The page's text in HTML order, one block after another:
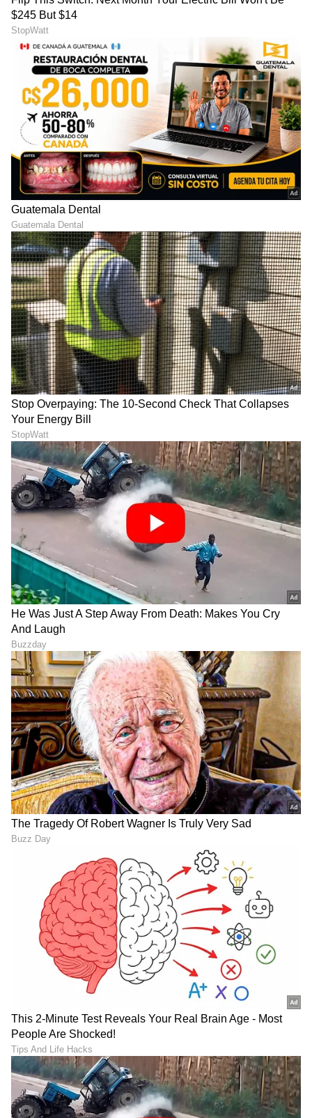
DOWNLOAD APP
RECOMMENDED STORIES
Trendy Bangles: ಮಳೆಗಾಲದಲ್ಲಿ
ಟ್ರೆಂಡಿ ಬಳೆ-ಕಂಗನ್! ಎಲ್ಲಿಂದ
ತಂದಿದ್ದು ಅಂತ ಎಲ್ಲರೂ ಕೇಳ್ತಾರೆ
Ethnic Earrings: ಕಡಿಮೆ
ಜ್ಯುವೆಲ್ಲರಿಯಲ್ಲಿ ಗ್ಲಾಮರಸ್ ಆಗಿ
ಕಾಣಬೇಕಾ? ಈ 6
ಕಿವಿಯೋಲೆಗಳು ಬೆಸ್ಟ್
ಮನೆಯಲ್ಲೇ ಹೋಟೆಲ್ ಸ್ಟೈಲ್
ಸಾಂಬಾರ್ ಮಾಡಬೇಕಾ? ಈ
ಒಂದು ಟ್ರಿಕ್ ಸಾಕು, ರುಚಿ ಡಬಲ್
ಹುಳಿ ಮೊಸರು ಚೆಲ್ಲಬೇಡಿ...
LATEST VIDEOS
"ರಾಜಕೀಯ ಬೇಡ, ಸಿನಿಮಾನೇ ಪ್ರಾಣ":
ಕನಕೋತ್ಸವದಲ್ಲಿ ರಿಷಬ್ ಶೆಟ್ಟಿ | Rishab
Shetty speech | Suvarna News
ಶೇ.50 ರಿಂದ ಶೇ.18 ಕ್ಕೆ TAX ಇಳಿಕೆ: ಮೋದಿ-
ಟ್ರಂಪ್ ಐತಿಹಾಸಿಕ ಒಪ್ಪಂದ | India US
Trade Deal | Party Rounds